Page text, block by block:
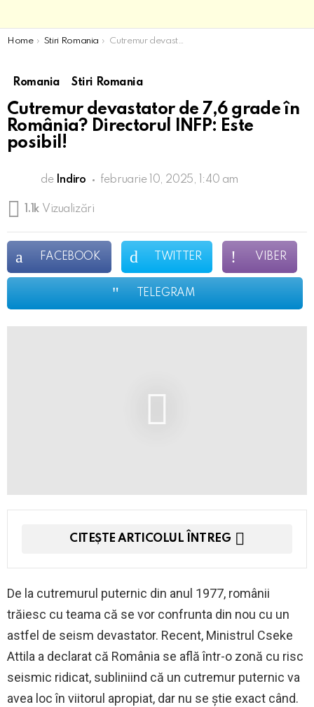
You are here:
Home Stiri Romania Cutremur devastator de 7,6 grade în România? Directorul INFP: Este posibil!
Romania Stiri Romania
Cutremur devastator de 7,6 grade în
România? Directorul INFP: Este
posibil!
de Indiro februarie 10, 2025, 1:40 am
1.1k Vizualizări
FACEBOOK TWITTER VIBER
TELEGRAM
CITEȘTE ARTICOLUL ÎNTREG
De la cutremurul puternic din anul 1977, românii
trăiesc cu teama că se vor confrunta din nou cu un
astfel de seism devastator. Recent, Ministrul Cseke
Attila a declarat că România se află într-o zonă cu risc
seismic ridicat, subliniind că un cutremur puternic va
avea loc în viitorul apropiat, dar nu se știe exact când.